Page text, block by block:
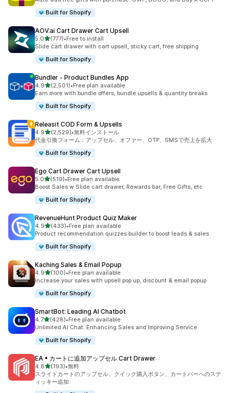
Built for Shopify
AOV.ai Cart Drawer Cart Upsell
5.05つ星中
(777)
合計レビュー数：777件
•Free to install
Slide cart drawer with cart upsell, sticky cart, free shipping
Built for Shopify
Bundler ‑ Product Bundles App
4.95つ星中
(2,501)
合計レビュー数：2501件
•Free plan available
Earn more with bundle offers, bundle upsells & quantity breaks
Built for Shopify
Releasit COD Form & Upsells
4.95つ星中
(2,529)
合計レビュー数：2529件
•無料インストール
代金引換フォーム：アップセル、オファー、OTP、SMSで売上を拡大
Built for Shopify
Ego Cart Drawer Cart Upsell
5.05つ星中
(519)
合計レビュー数：519件
•Free plan available
Boost Sales w Slide cart drawer, Rewards bar, Free Gifts, etc
Built for Shopify
RevenueHunt Product Quiz Maker
4.95つ星中
(433)
合計レビュー数：433件
•Free plan available
Product recommendation quizzes builder to boost leads & sales
Built for Shopify
Kaching Sales & Email Popup
4.95つ星中
(100)
合計レビュー数：100件
•Free plan available
Increase your sales with upsell pop up, discount & email popup
Built for Shopify
SmartBot: Leading AI Chatbot
4.75つ星中
(428)
合計レビュー数：428件
•Free plan available
Unlimited AI Chat: Enhancing Sales and Improving Service
Built for Shopify
EA • カートに追加アップセル Cart Drawer
4.85つ星中
(193)
合計レビュー数：193件
•無料
スライドカートのアップセル、クイック購入ボタン、カートバーへのステ
ィッキー追加